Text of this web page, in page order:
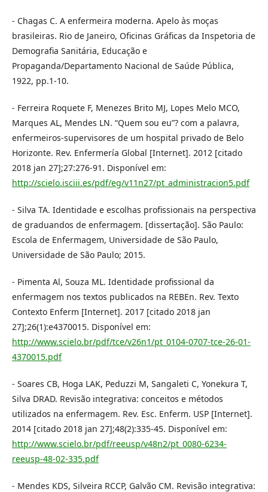
- Chagas C. A enfermeira moderna. Apelo às moças
brasileiras. Rio de Janeiro, Oficinas Gráficas da Inspetoria de
Demografia Sanitária, Educação e
Propaganda/Departamento Nacional de Saúde Pública,
1922, pp.1-10.
- Ferreira Roquete F, Menezes Brito MJ, Lopes Melo MCO,
Marques AL, Mendes LN. “Quem sou eu”? com a palavra,
enfermeiros-supervisores de um hospital privado de Belo
Horizonte. Rev. Enfermería Global [Internet]. 2012 [citado
2018 jan 27];27:276-91. Disponível em:
http://scielo.isciii.es/pdf/eg/v11n27/pt_administracion5.pdf
- Silva TA. Identidade e escolhas profissionais na perspectiva
de graduandos de enfermagem. [dissertação]. São Paulo:
Escola de Enfermagem, Universidade de São Paulo,
Universidade de São Paulo; 2015.
- Pimenta Al, Souza ML. Identidade profissional da
enfermagem nos textos publicados na REBEn. Rev. Texto
Contexto Enferm [Internet]. 2017 [citado 2018 jan
27];26(1):e4370015. Disponível em:
http://www.scielo.br/pdf/tce/v26n1/pt_0104-0707-tce-26-01-
4370015.pdf
- Soares CB, Hoga LAK, Peduzzi M, Sangaleti C, Yonekura T,
Silva DRAD. Revisão integrativa: conceitos e métodos
utilizados na enfermagem. Rev. Esc. Enferm. USP [Internet].
2014 [citado 2018 jan 27];48(2):335-45. Disponível em:
http://www.scielo.br/pdf/reeusp/v48n2/pt_0080-6234-
reeusp-48-02-335.pdf
- Mendes KDS, Silveira RCCP, Galvão CM. Revisão integrativa: